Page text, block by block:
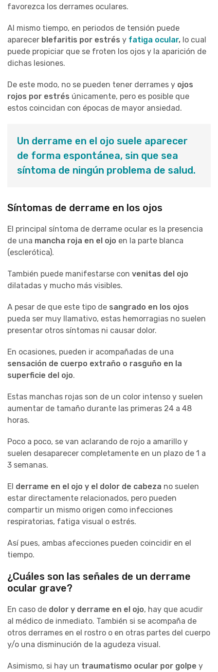
favorezca los derrames oculares.
Al mismo tiempo, en periodos de tensión puede
aparecer blefaritis por estrés y fatiga ocular, lo cual
puede propiciar que se froten los ojos y la aparición de
dichas lesiones.
De este modo, no se pueden tener derrames y ojos
rojos por estrés únicamente, pero es posible que
estos coincidan con épocas de mayor ansiedad.
Un derrame en el ojo suele aparecer
de forma espontánea, sin que sea
síntoma de ningún problema de salud.
Síntomas de derrame en los ojos
El principal síntoma de derrame ocular es la presencia
de una mancha roja en el ojo en la parte blanca
(esclerótica).
También puede manifestarse con venitas del ojo
dilatadas y mucho más visibles.
A pesar de que este tipo de sangrado en los ojos
pueda ser muy llamativo, estas hemorragias no suelen
presentar otros síntomas ni causar dolor.
En ocasiones, pueden ir acompañadas de una
sensación de cuerpo extraño o rasguño en la
superficie del ojo.
Estas manchas rojas son de un color intenso y suelen
aumentar de tamaño durante las primeras 24 a 48
horas.
Poco a poco, se van aclarando de rojo a amarillo y
suelen desaparecer completamente en un plazo de 1 a
3 semanas.
El derrame en el ojo y el dolor de cabeza no suelen
estar directamente relacionados, pero pueden
compartir un mismo origen como infecciones
respiratorias, fatiga visual o estrés.
Así pues, ambas afecciones pueden coincidir en el
tiempo.
¿Cuáles son las señales de un derrame
ocular grave?
En caso de dolor y derrame en el ojo, hay que acudir
al médico de inmediato. También si se acompaña de
otros derrames en el rostro o en otras partes del cuerpo
y/o una disminución de la agudeza visual.
Asimismo, si hay un traumatismo ocular por golpe y